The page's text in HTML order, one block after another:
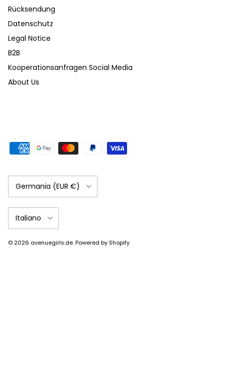
Rücksendung
Datenschutz
Legal Notice
B2B
Kooperationsanfragen Social Media
About Us
Paese/Regione
Germania (EUR €)
Lingua
Italiano
© 2026 avenuegirls.de.Powered by Shopify